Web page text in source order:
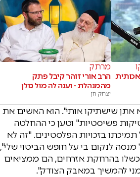
מרתק
הרב אורי זוהר קיבל פתק
מהמנהלת - וענה לה מול כולן
יצחק חן
אתן שישתיקו אותי". הוא האשים את
פשיסטיות" וטען כי ההחלטה
בזכויות הפלסטינים. "זה לא
לנקום בי על חופש הביטוי שלי",
בהרחקת אזרחים, הם ממציאים
להמשיך במאבק הצודק".